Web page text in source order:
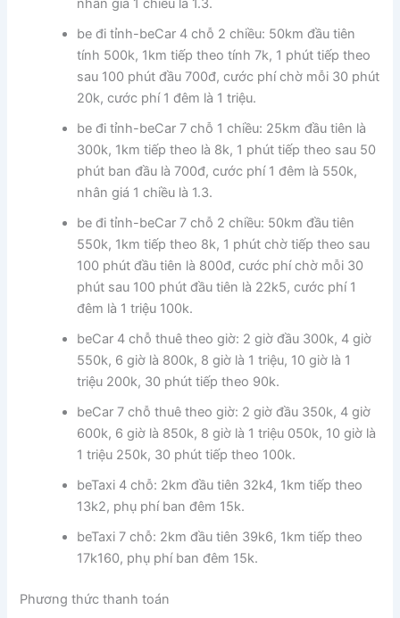
nhân giá 1 chiều là 1.3.
be đi tỉnh-beCar 4 chỗ 2 chiều: 50km đầu tiên
tính 500k, 1km tiếp theo tính 7k, 1 phút tiếp theo
sau 100 phút đầu 700đ, cước phí chờ mỗi 30 phút
20k, cước phí 1 đêm là 1 triệu.
be đi tỉnh-beCar 7 chỗ 1 chiều: 25km đầu tiên là
300k, 1km tiếp theo là 8k, 1 phút tiếp theo sau 50
phút ban đầu là 700đ, cước phí 1 đêm là 550k,
nhân giá 1 chiều là 1.3.
be đi tỉnh-beCar 7 chỗ 2 chiều: 50km đầu tiên
550k, 1km tiếp theo 8k, 1 phút chờ tiếp theo sau
100 phút đầu tiên là 800đ, cước phí chờ mỗi 30
phút sau 100 phút đầu tiên là 22k5, cước phí 1
đêm là 1 triệu 100k.
beCar 4 chỗ thuê theo giờ: 2 giờ đầu 300k, 4 giờ
550k, 6 giờ là 800k, 8 giờ là 1 triệu, 10 giờ là 1
triệu 200k, 30 phút tiếp theo 90k.
beCar 7 chỗ thuê theo giờ: 2 giờ đầu 350k, 4 giờ
600k, 6 giờ là 850k, 8 giờ là 1 triệu 050k, 10 giờ là
1 triệu 250k, 30 phút tiếp theo 100k.
beTaxi 4 chỗ: 2km đầu tiên 32k4, 1km tiếp theo
13k2, phụ phí ban đêm 15k.
beTaxi 7 chỗ: 2km đầu tiên 39k6, 1km tiếp theo
17k160, phụ phí ban đêm 15k.
Phương thức thanh toán